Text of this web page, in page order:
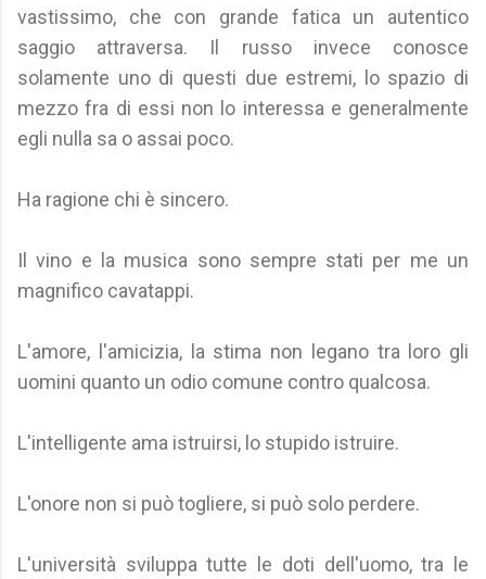
vastissimo, che con grande fatica un autentico
saggio attraversa. Il russo invece conosce
solamente uno di questi due estremi, lo spazio di
mezzo fra di essi non lo interessa e generalmente
egli nulla sa o assai poco.
Ha ragione chi è sincero.
Il vino e la musica sono sempre stati per me un
magnifico cavatappi.
L'amore, l'amicizia, la stima non legano tra loro gli
uomini quanto un odio comune contro qualcosa.
L'intelligente ama istruirsi, lo stupido istruire.
L'onore non si può togliere, si può solo perdere.
L'università sviluppa tutte le doti dell'uomo, tra le